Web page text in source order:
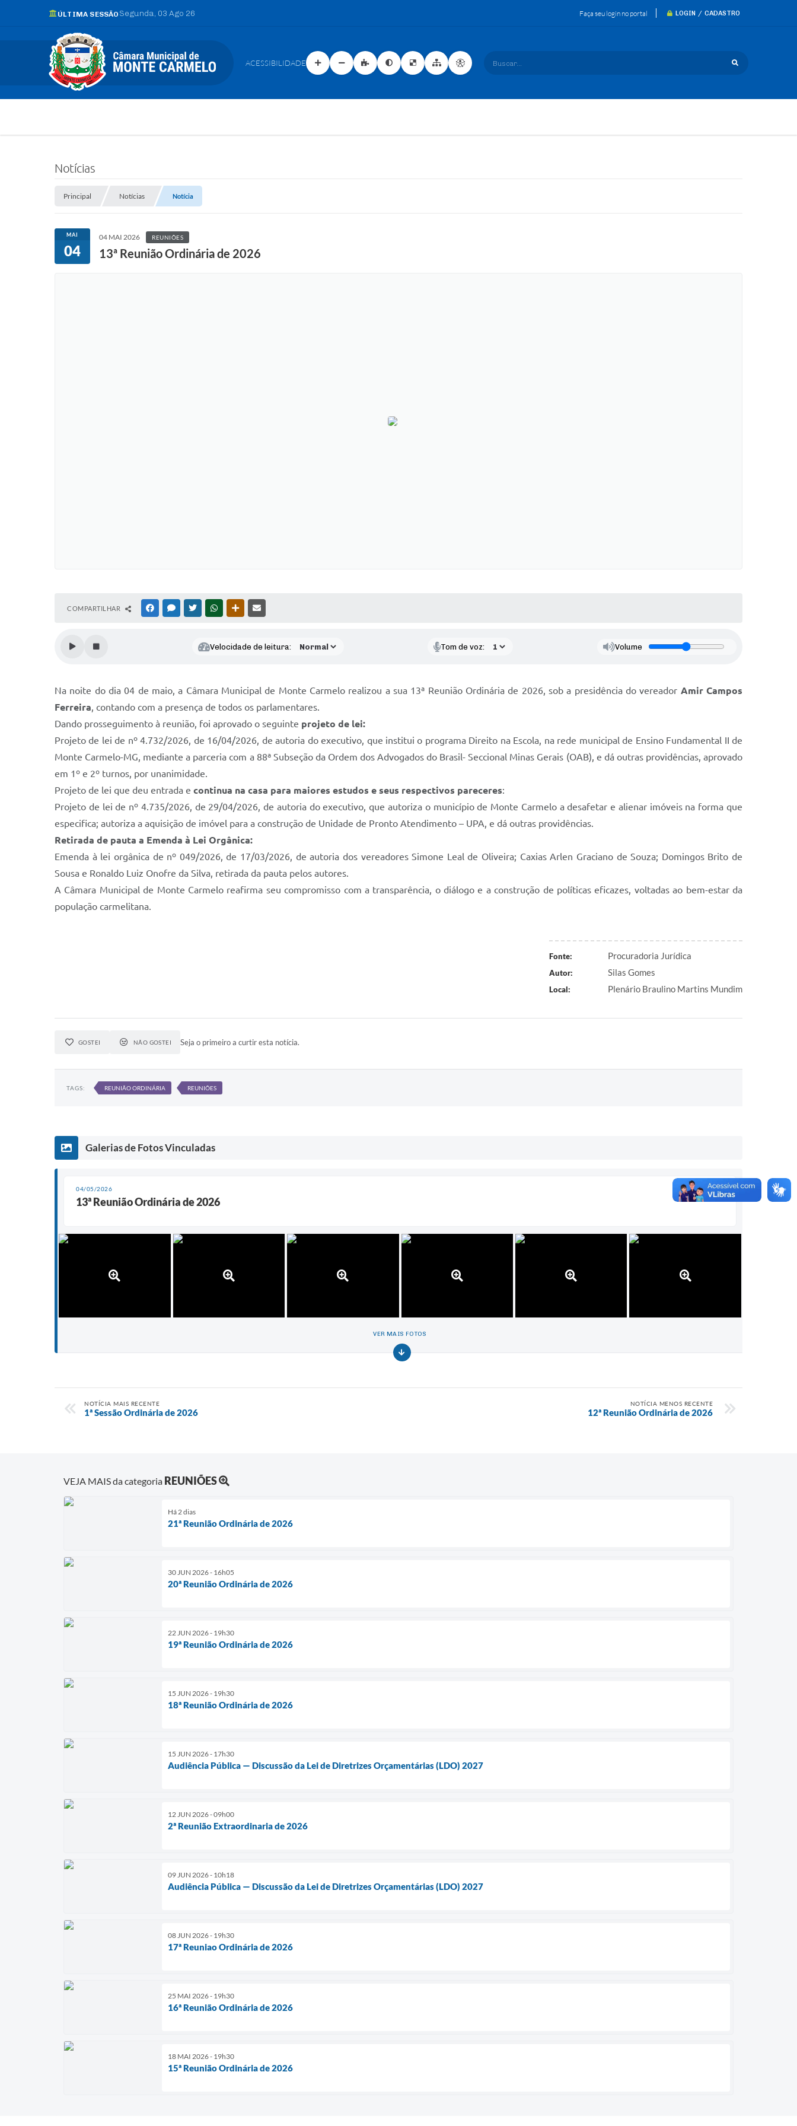
Faça seu login no portal LOGIN / CADASTRO
Buscar...
ÚLTIMA SESSÃO Segunda 03 Ago 26
ACESSIBILIDADE
Notícias
Principal Notícias Notícia
MAI
04
04 MAI 2026 REUNIÕES
13ª Reunião Ordinária de 2026
COMPARTILHAR FACEBOOKMESSENGER
TWITTERWHATSAPPOUTRAS MÍDIAS
Velocidade de leitura: Tom de voz: Volume
Na noite do dia 04 de maio, a Câmara Municipal de Monte Carmelo realizou a sua 13ª Reunião Ordinária de 2026, sob a presidência do vereador Amir Campos
Ferreira, contando com a presença de todos os parlamentares.
Dando prosseguimento à reunião, foi aprovado o seguinte projeto de lei:
Projeto de lei de nº 4.732/2026, de 16/04/2026, de autoria do executivo, que institui o programa Direito na Escola, na rede municipal de Ensino Fundamental II de
Monte Carmelo-MG, mediante a parceria com a 88ª Subseção da Ordem dos Advogados do Brasil- Seccional Minas Gerais (OAB), e dá outras providências, aprovado
em 1º e 2º turnos, por unanimidade.
Projeto de lei que deu entrada e continua na casa para maiores estudos e seus respectivos pareceres:
Projeto de lei de nº 4.735/2026, de 29/04/2026, de autoria do executivo, que autoriza o município de Monte Carmelo a desafetar e alienar imóveis na forma que
especifica; autoriza a aquisição de imóvel para a construção de Unidade de Pronto Atendimento – UPA, e dá outras providências.
Retirada de pauta a Emenda à Lei Orgânica:
Emenda à lei orgânica de nº 049/2026, de 17/03/2026, de autoria dos vereadores Simone Leal de Oliveira; Caxias Arlen Graciano de Souza; Domingos Brito de
Sousa e Ronaldo Luiz Onofre da Silva, retirada da pauta pelos autores.
A Câmara Municipal de Monte Carmelo reafirma seu compromisso com a transparência, o diálogo e a construção de políticas eficazes, voltadas ao bem-estar da
população carmelitana.
Fonte: Procuradoria Jurídica
Autor: Silas Gomes
Local: Plenário Braulino Martins Mundim
GOSTEI NÃO GOSTEI Seja o primeiro a curtir esta notícia.
TAGS: REUNIÃO ORDINÁRIA REUNIÕES
Galerias de Fotos Vinculadas
04/05/2026
13ª Reunião Ordinária de 2026
VER MAIS FOTOS
NOTÍCIA MAIS RECENTE
1ª Sessão Ordinária de 2026
NOTÍCIA MENOS RECENTE
12ª Reunião Ordinária de 2026
VEJA MAIS da categoria REUNIÕES
Há 2 dias
21ª Reunião Ordinária de 2026
30 JUN 2026 - 16h05
20ª Reunião Ordinária de 2026
22 JUN 2026 - 19h30
19ª Reunião Ordinária de 2026
15 JUN 2026 - 19h30
18ª Reunião Ordinária de 2026
15 JUN 2026 - 17h30
Audiência Pública — Discussão da Lei de Diretrizes Orçamentárias (LDO) 2027
12 JUN 2026 - 09h00
2ª Reunião Extraordinaria de 2026
09 JUN 2026 - 10h18
Audiência Pública — Discussão da Lei de Diretrizes Orçamentárias (LDO) 2027
08 JUN 2026 - 19h30
17ª Reuniao Ordinária de 2026
25 MAI 2026 - 19h30
16ª Reunião Ordinária de 2026
18 MAI 2026 - 19h30
15ª Reunião Ordinária de 2026